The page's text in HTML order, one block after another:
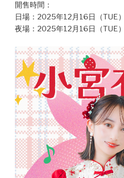
開售時間：
日場：2025年12月16日（TUE
夜場：2025年12月16日（TUE